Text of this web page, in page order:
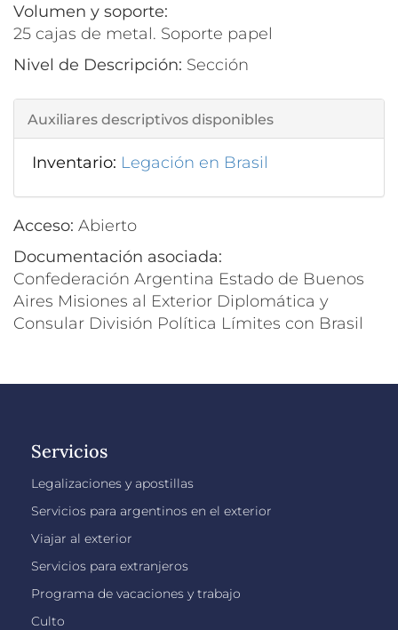
Volumen y soporte:
25 cajas de metal. Soporte papel
Nivel de Descripción: Sección
Auxiliares descriptivos disponibles
Inventario: Legación en Brasil
Acceso: Abierto
Documentación asociada:
Confederación Argentina Estado de Buenos
Aires Misiones al Exterior Diplomática y
Consular División Política Límites con Brasil
Servicios
Legalizaciones y apostillas
Servicios para argentinos en el exterior
Viajar al exterior
Servicios para extranjeros
Programa de vacaciones y trabajo
Culto